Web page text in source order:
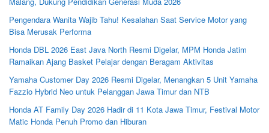
Pengendara Wanita Wajib Tahu! Kesalahan Saat Service Motor yang
Bisa Merusak Performa
Honda DBL 2026 East Java North Resmi Digelar, MPM Honda Jatim
Ramaikan Ajang Basket Pelajar dengan Beragam Aktivitas
Yamaha Customer Day 2026 Resmi Digelar, Menangkan 5 Unit Yamaha
Fazzio Hybrid Neo untuk Pelanggan Jawa Timur dan NTB
Honda AT Family Day 2026 Hadir di 11 Kota Jawa Timur, Festival Motor
Matic Honda Penuh Promo dan Hiburan